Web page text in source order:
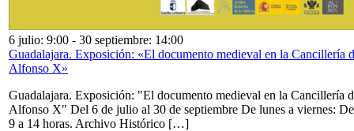
6 julio: 9:00 - 30 septiembre: 14:00
Guadalajara. Exposición: «El documento medieval en la Cancillería
Alfonso X»
Guadalajara. Exposición: "El documento medieval en la Cancillería
Alfonso X" Del 6 de julio al 30 de septiembre De lunes a viernes: De
9 a 14 horas. Archivo Histórico […]